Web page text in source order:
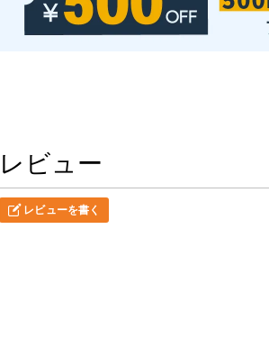
レビュー
レビューを書く